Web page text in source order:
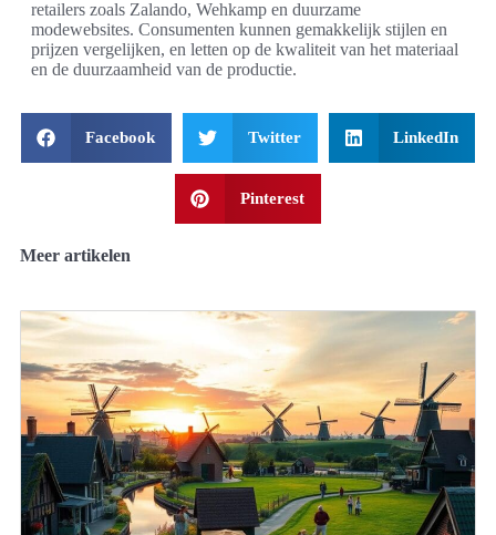
retailers zoals Zalando, Wehkamp en duurzame
modewebsites. Consumenten kunnen gemakkelijk stijlen en
prijzen vergelijken, en letten op de kwaliteit van het materiaal
en de duurzaamheid van de productie.
Facebook Twitter LinkedIn
Pinterest
Meer artikelen